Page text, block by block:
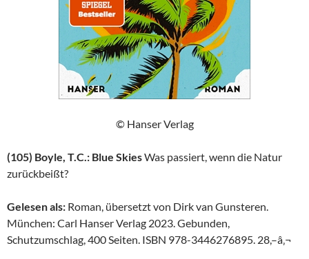
© Hanser Verlag
(105) Boyle, T.C.: Blue SkiesWas passiert, wenn die Natur
zurückbeißt?
Gelesen als: Roman, übersetzt von Dirk van Gunsteren.
München: Carl Hanser Verlag 2023. Gebunden,
Schutzumschlag, 400 Seiten. ISBN 978-3446276895. 28,–â‚¬